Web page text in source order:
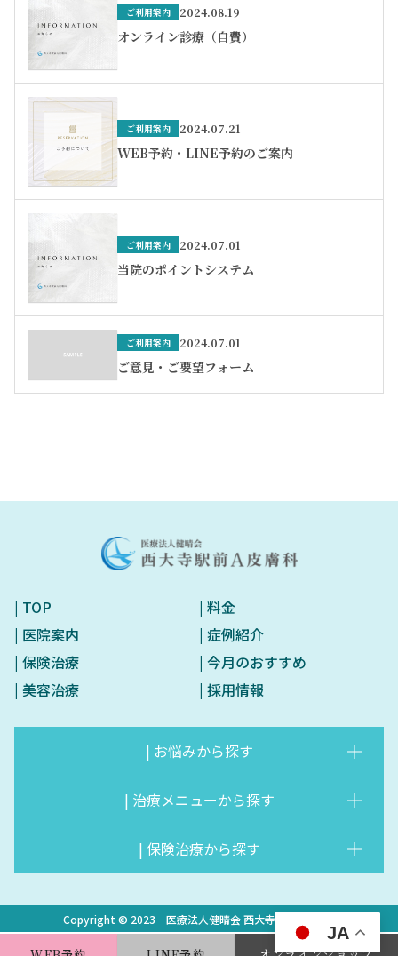
ご利用案内 2024.08.19
オンライン診療（自費）
ご利用案内 2024.07.21
WEB予約・LINE予約のご案内
ご利用案内 2024.07.01
当院のポイントシステム
ご利用案内 2024.07.01
ご意見・ご要望フォーム
| TOP
| 医院案内
| 保険治療
| 美容治療
| 料金
| 症例紹介
| 今月のおすすめ
| 採用情報
| お悩みから探す
▶︎お悩みから探す
▶︎しみ・くすみ・肝斑・そば
▶︎赤ら顔・酒さ・毛細血管拡
▶︎いぼ・ほくろ除去
▶︎医療脱毛／女性・男性・キ
ッズ
▶︎薄毛・AGA・白髪・まつげ
| 治療メニューから探す
▶︎治療メニューから探す
▶︎DENSITY（デンシティ）
▶︎再生医療VFD治療
▶︎ダーマシャインプロ（水光
| 保険治療から探す
▶︎保険治療から探す
▶︎いぼ・ほくろ
Copyright © 2023 医療法人健晴会 西大寺駅前A皮膚科
JA